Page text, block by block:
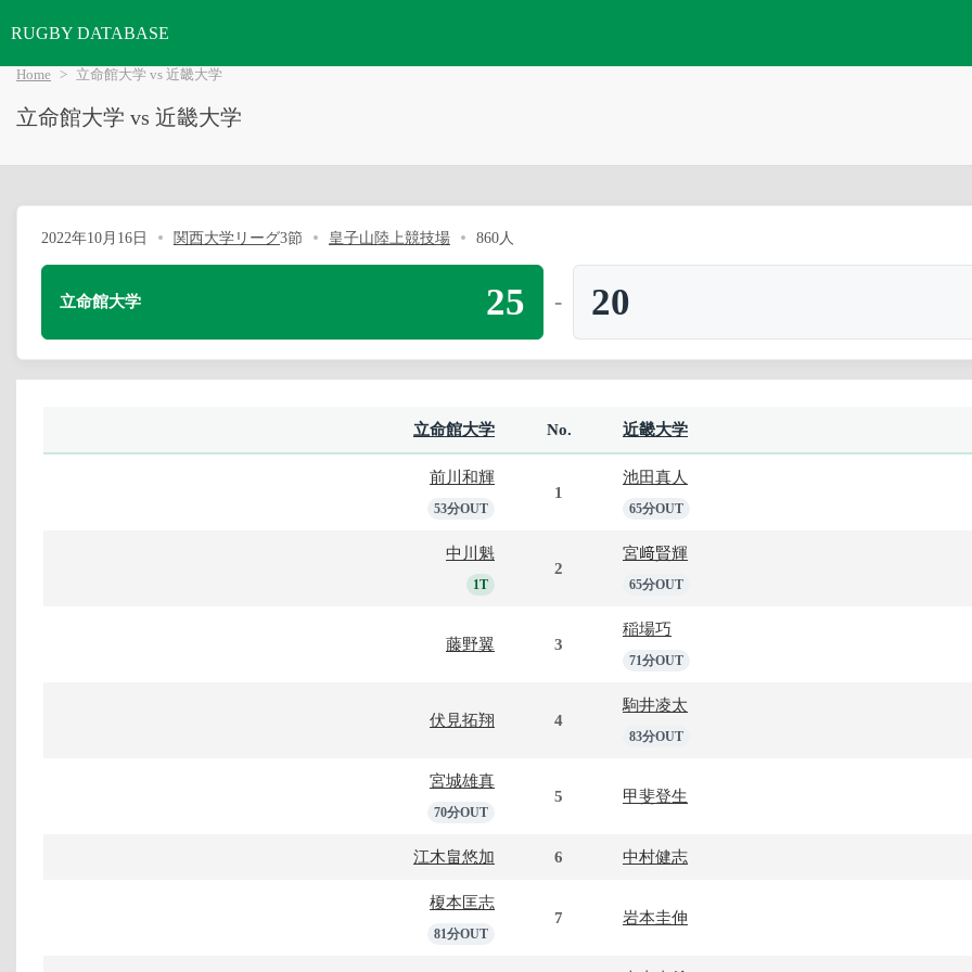
RUGBY DATABASE
Home 立命館大学 vs 近畿大学
立命館大学 vs 近畿大学
2022年10月16日 関西大学リーグ3節 皇子山陸上競技場 860人
立命館大学 25 - 20
立命館大学 No. 近畿大学
前川和輝
53分OUT
1
池田真人
65分OUT
中川魁
1T
2
宮﨑賢輝
65分OUT
藤野翼 3
稲場巧
71分OUT
伏見拓翔 4
駒井凌太
83分OUT
宮城雄真
70分OUT
5 甲斐登生
江木畠悠加 6 中村健志
榎本匡志
81分OUT
7 岩本圭伸